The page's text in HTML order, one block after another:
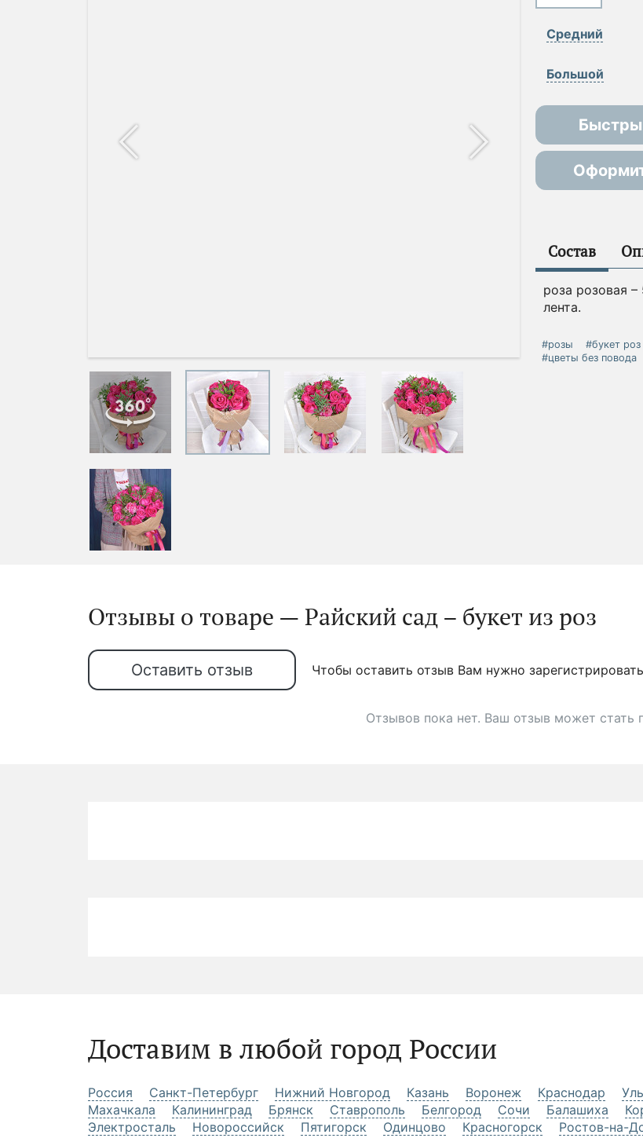
Средний
Большой
Состав
роза розовая
лента.
#розы #букет роз
#цветы без повода
Отзывы о товаре — Райский сад – букет из роз
Оставить отзыв Чтобы оставить отзыв Вам нужно
Отзывов пока нет. Ваш отзыв может стать
Доставим в любой город России
Россия Санкт-Петербург Нижний Новгород Казань Воронеж Краснодар
Махачкала
Калининград Брянск Ставрополь Белгород Сочи Балашиха
Электросталь
Новороссийск Пятигорск Одинцово Красногорск
Ростов-на-